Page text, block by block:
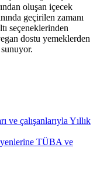
oluşan içecek
geçirilen zamanı
seçeneklerinden
dostu yemeklerden
ve çalışanlarıyla Yıllık
TÜBA ve